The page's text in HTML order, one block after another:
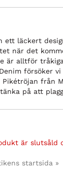
ett läckert
när det
är alltför
försöker
Pikétröjan från
på att
är slutsåld
startsida »